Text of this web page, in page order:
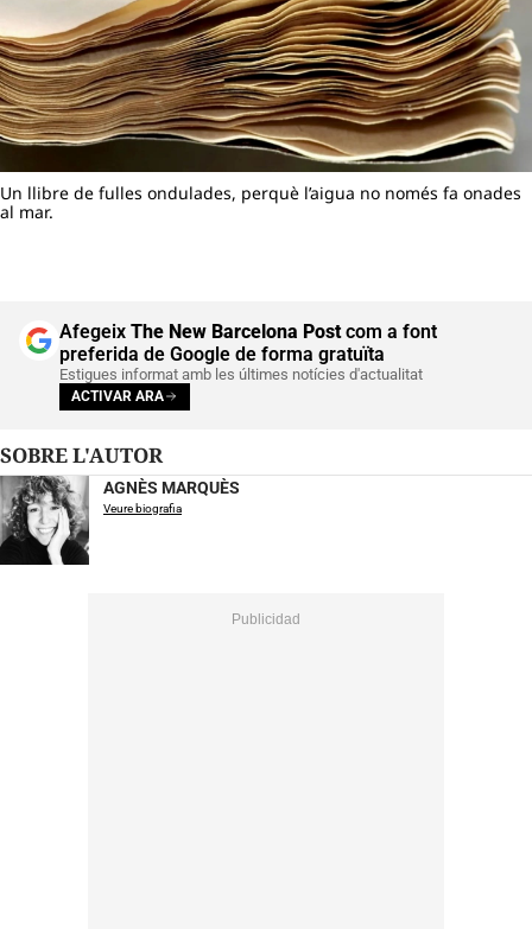
Un llibre de fulles ondulades, perquè l’aigua no només fa onades
al mar.
Afegeix The New Barcelona Postcom a font
preferida de Google de forma gratuïta
Estigues informat amb les últimes notícies d'actualitat
ACTIVAR ARA
SOBRE L'AUTOR
AGNÈS MARQUÈS
Veure biografia